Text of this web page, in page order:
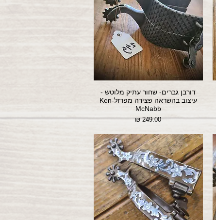
דורבן גברים- שחור עתיק מלוטש -
עיצוב בהשראה פצירה מפרזל-Ken
McNabb
מחיר‏249.00 ‏₪